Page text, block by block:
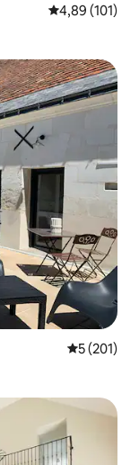
Vidējais
4,89 (101)
Vidējais
5 (201)